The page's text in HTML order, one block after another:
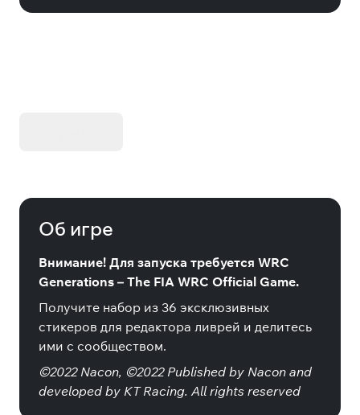
Об игре
Внимание! Для запуска требуется WRC
Generations – The FIA WRC Official Game.
Получите набор из 36 эксклюзивных
стикеров для редактора ливрей и делитесь
ими с сообществом.
©2022 Nacon, ©2022 Published by Nacon and
developed by KT Racing. All rights reserved